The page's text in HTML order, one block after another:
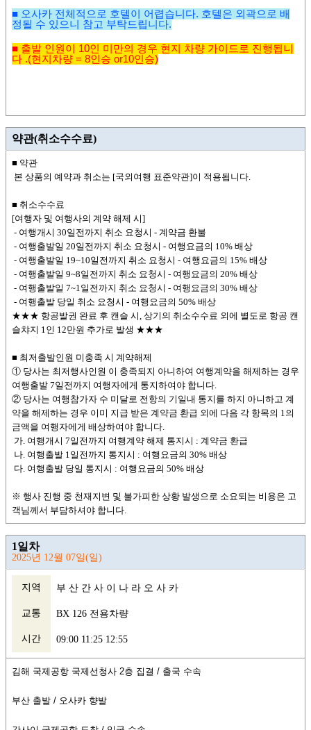
■ 오사카 전체적으로 호텔이 어렵습니다. 호텔은 외곽으로 배
정될 수 있으니 참고 부탁드립니다.
■ 출발 인원이 10인 미만의 경우 현지 차량 가이드로 진행됩니
다 .(현지 차량 = 8인승 or10인승)
약관(취소수수료)
■ 약관
본 상품의 예약과 취소는 [국외여행 표준약관]이 적용됩니다.
■ 취소수수료
[여행자 및 여행사의 계약 해제 시]
- 여행개시 30일전까지 취소 요청시 - 계약금 환불
- 여행출발일 20일전까지 취소 요청시 - 여행요금의 10% 배상
- 여행출발일 19~10일전까지 취소 요청시 - 여행요금의 15% 배상
- 여행출발일 9~8일전까지 취소 요청시 - 여행요금의 20% 배상
- 여행출발일 7~1일전까지 취소 요청시 - 여행요금의 30% 배상
- 여행출발 당일 취소 요청시 - 여행요금의 50% 배상
★★★ 항공발권 완료 후 캔슬 시, 상기의 취소수수료 외에 별도로 항공 캔
슬챠지 1인 12만원 추가로 발생 ★★★
■ 최저출발인원 미충족 시 계약해제
① 당사는 최저행사인원 이 충족되지 아니하여 여행계약을 해제하는 경우
여행출발 7일전까지 여행자에게 통지하여야 합니다.
② 당사는 여행참가자 수 미달로 전항의 기일내 통지를 하지 아니하고 계
약을 해제하는 경우 이미 지급 받은 계약금 환급 외에 다음 각 항목의 1의
금액을 여행자에게 배상하여야 합니다.
가. 여행개시 7일전까지 여행계약 해제 통지시 : 계약금 환급
나. 여행출발 1일전까지 통지시 : 여행요금의 30% 배상
다. 여행출발 당일 통지시 : 여행요금의 50% 배상
※ 행사 진행 중 천재지변 및 불가피한 상황 발생으로 소요되는 비용은 고
객님께서 부담하셔야 합니다.
1일차
2025년 12월 07일(일)
지역 부 산 간 사 이 나 라 오 사 카
교통 BX 126 전용차량
시간 09:00 11:25 12:55
김해 국제공항 국제선청사 2층 집결 / 출국 수속
부산 출발 / 오사카 향발